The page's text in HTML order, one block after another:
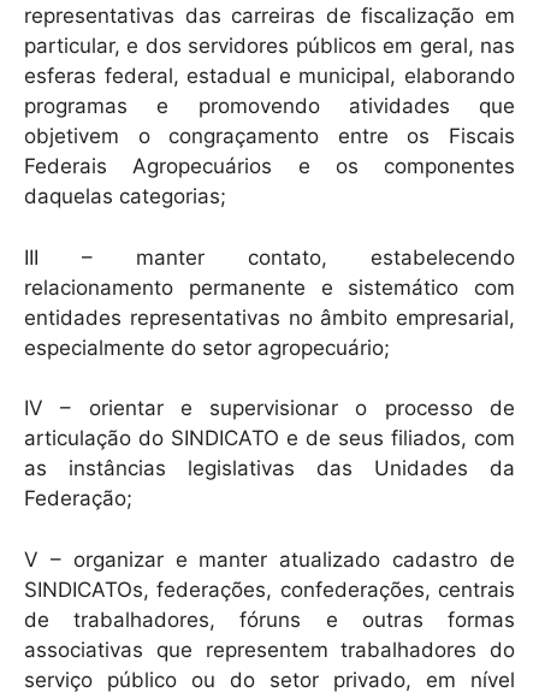
representativas das carreiras de fiscalização em
particular, e dos servidores públicos em geral, nas
esferas federal, estadual e municipal, elaborando
programas e promovendo atividades que
objetivem o congraçamento entre os Fiscais
Federais Agropecuários e os componentes
daquelas categorias;
III – manter contato, estabelecendo
relacionamento permanente e sistemático com
entidades representativas no âmbito empresarial,
especialmente do setor agropecuário;
IV – orientar e supervisionar o processo de
articulação do SINDICATO e de seus filiados, com
as instâncias legislativas das Unidades da
Federação;
V – organizar e manter atualizado cadastro de
SINDICATOs, federações, confederações, centrais
de trabalhadores, fóruns e outras formas
associativas que representem trabalhadores do
serviço público ou do setor privado, em nível